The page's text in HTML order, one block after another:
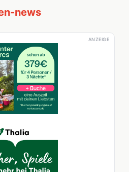
news
ANZEIGE